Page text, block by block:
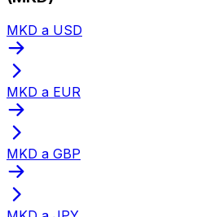
MKD a USD
MKD a EUR
MKD a GBP